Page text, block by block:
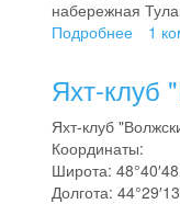
набережная
Подробнее
"7
1
Яхт-клуб
Яхт-клуб
Координаты:
Широта:
Долгота: